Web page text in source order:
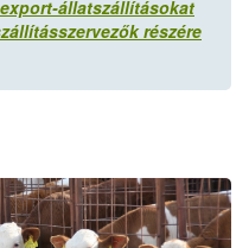
állatszállításokat
részére